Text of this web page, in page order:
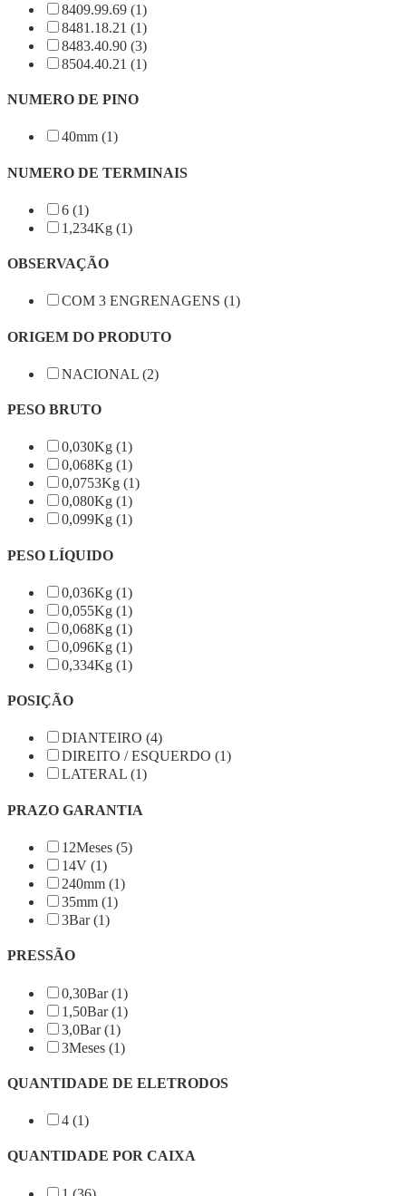
8409.99.69 (1)
8481.18.21 (1)
8483.40.90 (3)
8504.40.21 (1)
NUMERO DE PINO
40mm (1)
NUMERO DE TERMINAIS
6 (1)
1,234Kg (1)
OBSERVAÇÃO
COM 3 ENGRENAGENS (1)
ORIGEM DO PRODUTO
NACIONAL (2)
PESO BRUTO
0,030Kg (1)
0,068Kg (1)
0,0753Kg (1)
0,080Kg (1)
0,099Kg (1)
PESO LÍQUIDO
0,036Kg (1)
0,055Kg (1)
0,068Kg (1)
0,096Kg (1)
0,334Kg (1)
POSIÇÃO
DIANTEIRO (4)
DIREITO / ESQUERDO (1)
LATERAL (1)
PRAZO GARANTIA
12Meses (5)
14V (1)
240mm (1)
35mm (1)
3Bar (1)
PRESSÃO
0,30Bar (1)
1,50Bar (1)
3,0Bar (1)
3Meses (1)
QUANTIDADE DE ELETRODOS
4 (1)
QUANTIDADE POR CAIXA